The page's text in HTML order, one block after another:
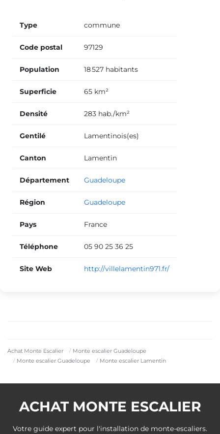
Achat Monte Escalier
Monte escalier Guadeloupe
Monte escalier Guadeloupe
Monte escalier Lamentin
Type commune
Code postal 97129
Population 18 527 habitants
Superficie 65 km²
Densité 283 hab./km²
Gentilé Lamentinois(es)
Canton Lamentin
Département Guadeloupe
Région Guadeloupe
Pays France
Téléphone 05 90 25 36 25
Site Web http://villelamentin971.fr/
ACHAT MONTE ESCALIER
Votre guide expert pour l'installation de monte-escaliers.